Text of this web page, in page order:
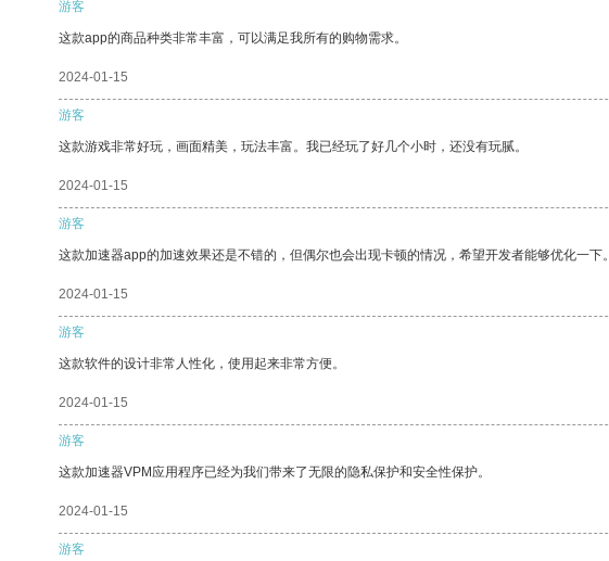
游客
这款app的商品种类非常丰富，可以满足我所有的购物需求。
2024-01-15
游客
这款游戏非常好玩，画面精美，玩法丰富。我已经玩了好几个小时，还没有玩腻。
2024-01-15
游客
这款加速器app的加速效果还是不错的，但偶尔也会出现卡顿的情况，希望开发者能够优化一下。
2024-01-15
游客
这款软件的设计非常人性化，使用起来非常方便。
2024-01-15
游客
这款加速器VPM应用程序已经为我们带来了无限的隐私保护和安全性保护。
2024-01-15
游客